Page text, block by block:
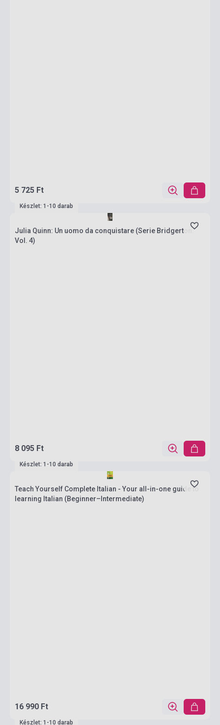
5 725 Ft
Készlet: 1-10 darab
Julia Quinn: Un uomo da conquistare (Serie Bridgerton.
Vol. 4)
8 095 Ft
Készlet: 1-10 darab
Teach Yourself Complete Italian - Your all-in-one guide to
learning Italian (Beginner–Intermediate)
16 990 Ft
Készlet: 1-10 darab